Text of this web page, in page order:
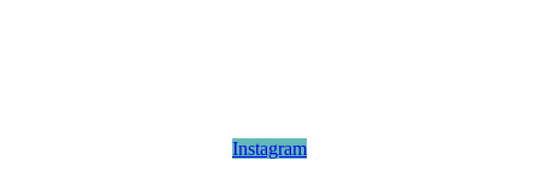
Instagram